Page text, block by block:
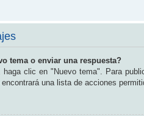
tema o enviar una respuesta?
haga clic en "Nuevo tema". Para
una lista de acciones